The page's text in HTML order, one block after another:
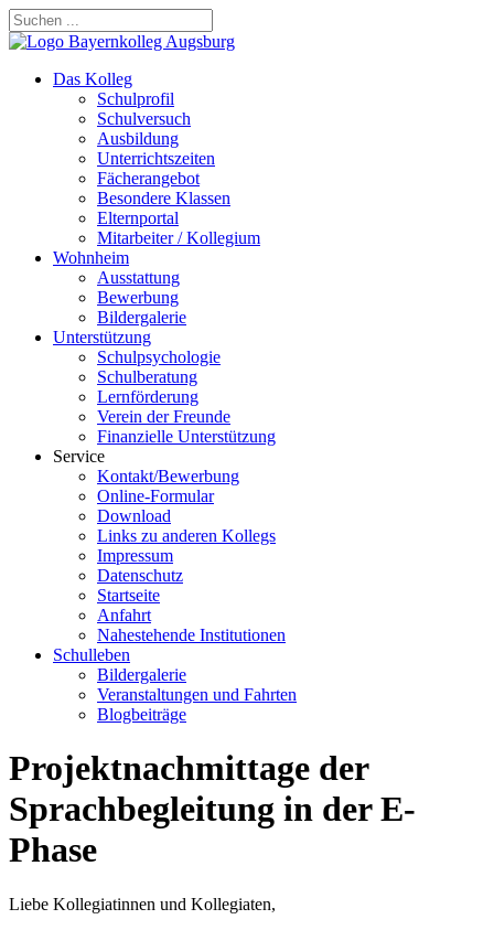
Das Kolleg
Schulprofil
Schulversuch
Ausbildung
Unterrichtszeiten
Fächerangebot
Besondere Klassen
Elternportal
Mitarbeiter / Kollegium
Wohnheim
Ausstattung
Bewerbung
Bildergalerie
Unterstützung
Schulpsychologie
Schulberatung
Lernförderung
Verein der Freunde
Finanzielle Unterstützung
Service
Kontakt/Bewerbung
Online-Formular
Download
Links zu anderen Kollegs
Impressum
Datenschutz
Startseite
Anfahrt
Nahestehende Institutionen
Schulleben
Bildergalerie
Veranstaltungen und Fahrten
Blogbeiträge
Projektnachmittage der
Sprachbegleitung in der E-
Phase
Liebe Kollegiatinnen und Kollegiaten,